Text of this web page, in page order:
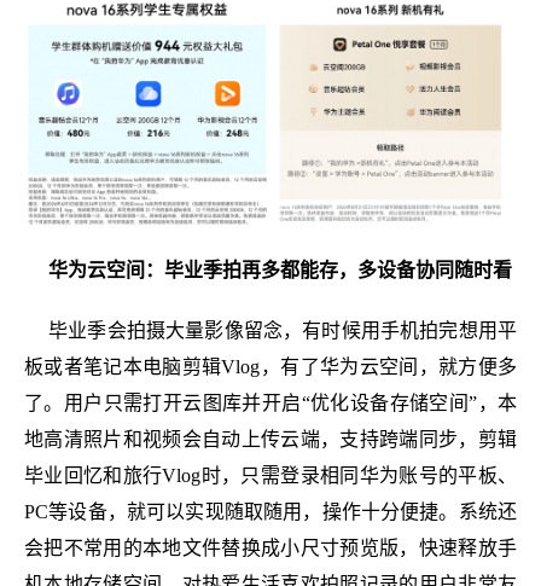
华为云空间：毕业季拍再多都能存，多设备协同随时看
毕业季会拍摄大量影像留念，有时候用手机拍完想用平
板或者笔记本电脑剪辑Vlog，有了华为云空间，就方便多
了。用户只需打开云图库并开启“优化设备存储空间”，本
地高清照片和视频会自动上传云端，支持跨端同步，剪辑
毕业回忆和旅行Vlog时，只需登录相同华为账号的平板、
PC等设备，就可以实现随取随用，操作十分便捷。系统还
会把不常用的本地文件替换成小尺寸预览版，快速释放手